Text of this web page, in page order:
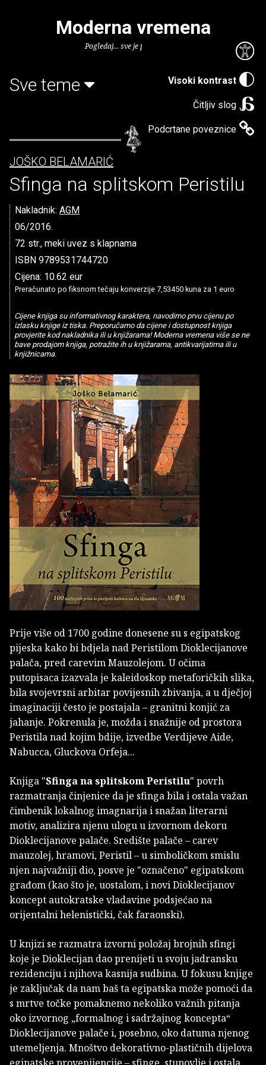
Visoki kontrast
Čitljiv slog
Podcrtane poveznice
Moderna vremena
Pogledaj... sve je puno knjiga.
Sve teme
JOŠKO BELAMARIĆ
Sfinga na splitskom Peristilu
Nakladnik: AGM
06/2016.
72 str., meki uvez s klapnama
ISBN 9789531744720
Cijena: 10.62 eur
Preračunato po fiksnom tečaju konverzije 7,53450 kuna za 1 euro
Cijene knjiga su informativnog karaktera, navodimo prvu cijenu po
izlasku knjige iz tiska. Preporučamo da cijene i dostupnost knjiga
provjerite kod nakladnika ili u knjižarama! Moderna vremena više se ne
bave prodajom knjiga, potražite ih u knjižarama, antikvarijatima ili u
knjižnicama.
Prije više od 1700 godine donesene su s egipatskog
pijeska kako bi bdjela nad Peristilom Dioklecijanove
palača, pred carevim Mauzolejom. U očima
putopisaca izazvala je kaleidoskop metaforičkih slika,
bila svojevrsni arbitar povijesnih zbivanja, a u dječjoj
imaginaciji često je postajala – granitni konjić za
jahanje. Pokrenula je, možda i snažnije od prostora
Peristila nad kojim bdije, izvedbe Verdijeve Aide,
Nabucca, Gluckova Orfeja...
Knjiga "Sfinga na splitskom Peristilu" povrh
razmatranja činjenice da je sfinga bila i ostala važan
čimbenik lokalnog imagnarija i snažan literarni
motiv, analizira njenu ulogu u izvornom dekoru
Dioklecijanove palače. Središte palače – carev
mauzolej, hramovi, Peristil – u simboličkom smislu
njen najvažniji dio, posve je "označeno" egipatskom
građom (kao što je, uostalom, i novi Dioklecijanov
koncept autokratske vladavine podsjećao na
orijentalni helenistički, čak faraonski).
U knjizi se razmatra izvorni položaj brojnih sfingi
koje je Dioklecijan dao prenijeti u svoju jadransku
rezidenciju i njihova kasnija sudbina. U fokusu knjige
je zaključak da nam baš ta egipatska može pomoći da
s mrtve točke pomaknemo nekoliko važnih pitanja
oko izvornog „formalnog i sadržajnog koncepta“
Dioklecijanove palače i, posebno, oko datuma njenog
utemeljenja. Mnoštvo dekorativno-plastičnih dijelova